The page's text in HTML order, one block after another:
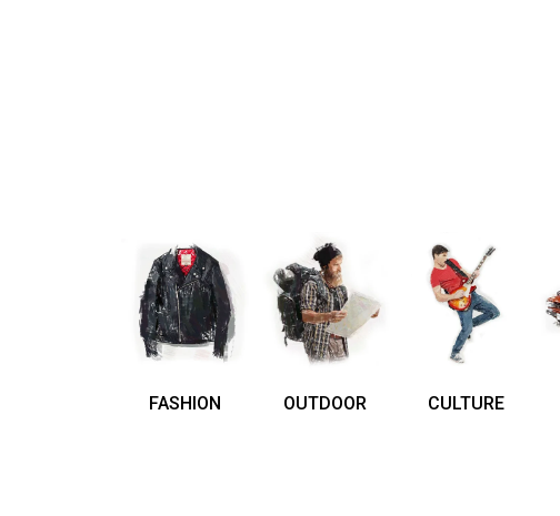
FASHION OUTDOOR CULTURE